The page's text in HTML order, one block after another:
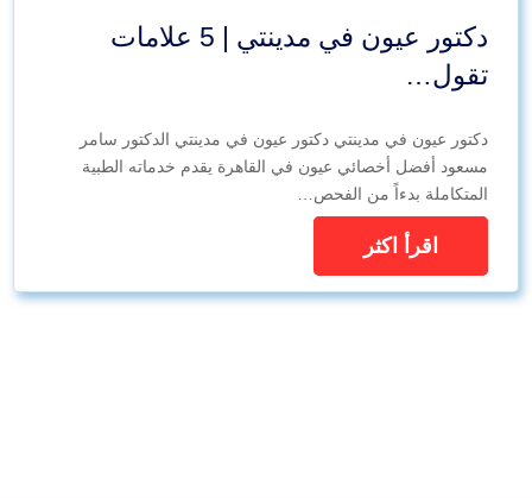
دكتور عيون في مدينتي | 5 علامات
تقول…
دكتور عيون في مدينتي دكتور عيون في مدينتي الدكتور سامر
مسعود أفضل أخصائي عيون في القاهرة يقدم خدماته الطبية
المتكاملة بدءاً من الفحص…
اقرأ اكثر